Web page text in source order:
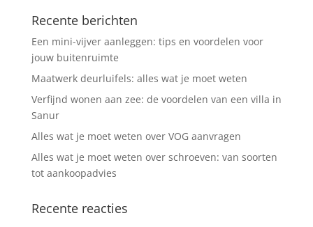
Recente berichten
Een mini-vijver aanleggen: tips en voordelen voor
jouw buitenruimte
Maatwerk deurluifels: alles wat je moet weten
Verfijnd wonen aan zee: de voordelen van een villa in
Sanur
Alles wat je moet weten over VOG aanvragen
Alles wat je moet weten over schroeven: van soorten
tot aankoopadvies
Recente reacties